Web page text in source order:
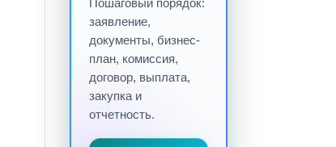
заявление,
документы, бизнес-
план, комиссия,
договор, выплата,
закупка и
отчетность.